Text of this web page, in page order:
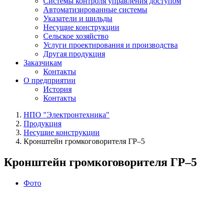
Автоматизированные системы
Указатели и шильды
Несущие конструкции
Сельское хозяйство
Услуги проектирования и производства
Другая продукция
Заказчикам
Контакты
О предприятии
История
Контакты
НПО "Электронтехника"
Продукция
Несущие конструкции
Кронштейн громкоговорителя ГР–5
Кронштейн громкоговорителя ГР–5
Фото